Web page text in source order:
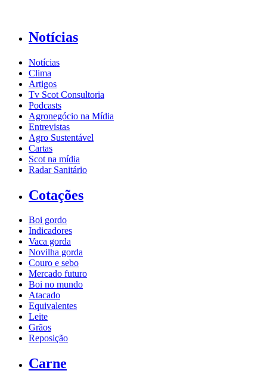
Notícias
Notícias
Clima
Artigos
Tv Scot Consultoria
Podcasts
Agronegócio na Mídia
Entrevistas
Agro Sustentável
Cartas
Scot na mídia
Radar Sanitário
Cotações
Boi gordo
Indicadores
Vaca gorda
Novilha gorda
Couro e sebo
Mercado futuro
Boi no mundo
Atacado
Equivalentes
Leite
Grãos
Reposição
Carne